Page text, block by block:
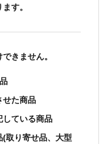
す。
きません。
せた商品
している商品
取り寄せ品、大型